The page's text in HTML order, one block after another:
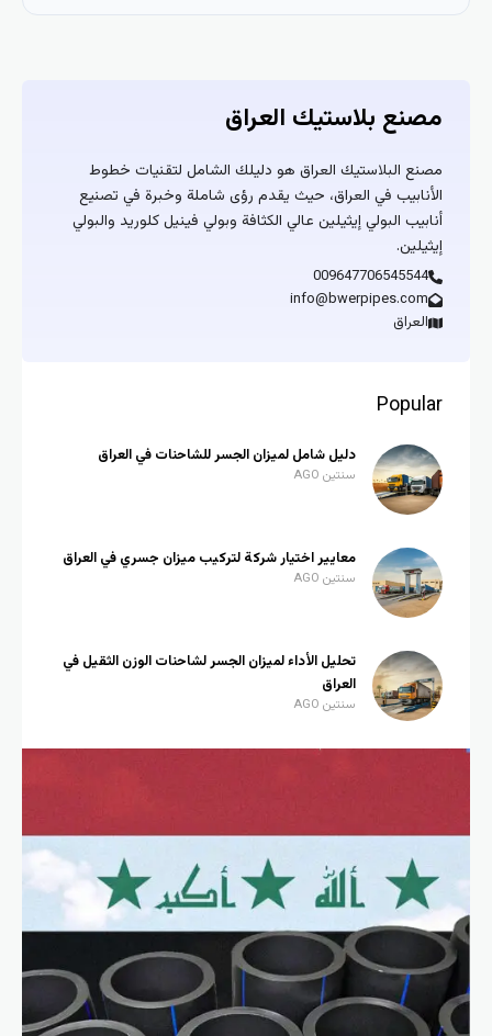
مصنع بلاستيك العراق
مصنع البلاستيك العراق هو دليلك الشامل لتقنيات خطوط
الأنابيب في العراق، حيث يقدم رؤى شاملة وخبرة في تصنيع
أنابيب البولي إيثيلين عالي الكثافة وبولي فينيل كلوريد والبولي
إيثيلين.
009647706545544
info@bwerpipes.com
العراق
Popular
دليل شامل لميزان الجسر للشاحنات في العراق
سنتين AGO
معايير اختيار شركة لتركيب ميزان جسري في العراق
سنتين AGO
تحليل الأداء لميزان الجسر لشاحنات الوزن الثقيل في
العراق
سنتين AGO